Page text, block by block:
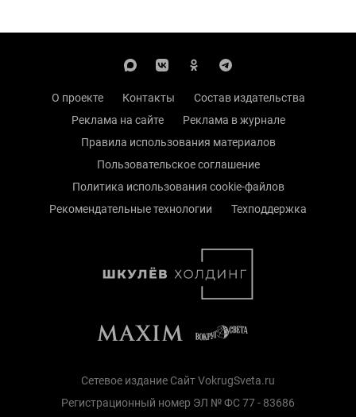
О проекте Контакты
Состав издательства
Реклама на сайте
Реклама в журнале
Правила использования материалов
Пользовательское соглашение
Политика использования cookie-файлов
Рекомендательные технологии
Техподдержка
Сетевое издание Сайт VokrugSveta.ru
Регистрационный номер ЭЛ № ФС 77 - 83686